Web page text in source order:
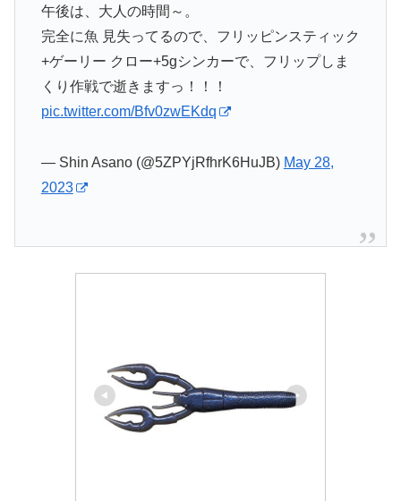
午後は、大人の時間～。
完全に魚 見失ってるので、フリッピンスティック
+ゲーリー クロー+5gシンカーで、フリップしま
くり作戦で逝きますっ！！！
pic.twitter.com/Bfv0zwEKdq
— Shin Asano (@5ZPYjRfhrK6HuJB) May 28,
2023